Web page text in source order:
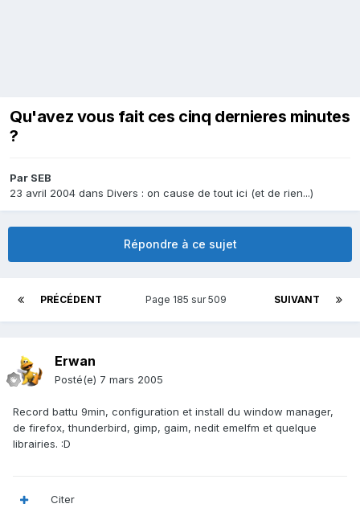
Qu'avez vous fait ces cinq dernieres minutes
?
Par SEB
23 avril 2004 dans Divers : on cause de tout ici (et de rien...)
Répondre à ce sujet
PRÉCÉDENT SUIVANT
Page 185 sur 509
Erwan
Posté(e) 7 mars 2005
Record battu 9min, configuration et install du window manager,
de firefox, thunderbird, gimp, gaim, nedit emelfm et quelque
librairies. :D
Citer